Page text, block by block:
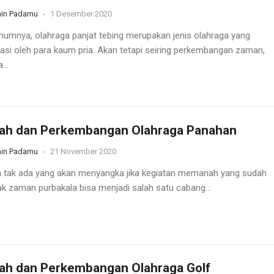
Padamu - 1 Desember 2020
olahraga panjat tebing merupakan jenis olahraga yang
oleh para kaum pria. Akan tetapi seiring perkembangan zaman,
dan Perkembangan Olahraga Panahan
Padamu - 21 November 2020
tak ada yang akan menyangka jika kegiatan memanah yang sudah
zaman purbakala bisa menjadi salah satu cabang...
dan Perkembangan Olahraga Golf